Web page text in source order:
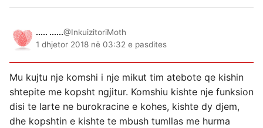
..... ......@InkuizitoriMoth
1 dhjetor 2018 në 03:32 e pasdites
Mu kujtu nje komshi i nje mikut tim atebote qe kishin
shtepite me kopsht ngjitur. Komshiu kishte nje funksion
disi te larte ne burokracine e kohes, kishte dy djem,
dhe kopshtin e kishte te mbush tumllas me hurma